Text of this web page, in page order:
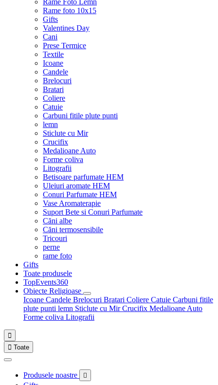
Rame Foto Lemn
Rame foto 10x15
Gifts
Valentines Day
Cani
Prese Termice
Textile
Icoane
Candele
Brelocuri
Bratari
Coliere
Catuie
Carbuni fitile plute punti
lemn
Sticlute cu Mir
Crucifix
Medalioane Auto
Forme coliva
Litografii
Betisoare parfumate HEM
Uleiuri aromate HEM
Conuri Parfumate HEM
Vase Aromaterapie
Suport Bete si Conuri Parfumate
Căni albe
Căni termosensibile
Tricouri
perne
rame foto
Gifts
Toate produsele
TopEvents360
Obiecte Religioase
Icoane Candele Brelocuri Bratari Coliere Catuie Carbuni fitile
plute punti lemn Sticlute cu MirCrucifix Medalioane Auto
Forme coliva Litografii

 Toate
Produsele noastre 